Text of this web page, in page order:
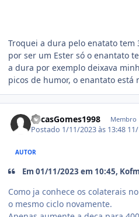
Troquei a dura pelo enatato tem
por ser um Ester só o enantato
a dura por exemplo deixava
picos de humor, o enantato está
LucasGomes1998 Membro
Postado 1/11/2023 às 13:48
AUTOR
Em 01/11/2023 em 10:45,
Como ja conhece os colaterais
o mesmo ciclo novamente.